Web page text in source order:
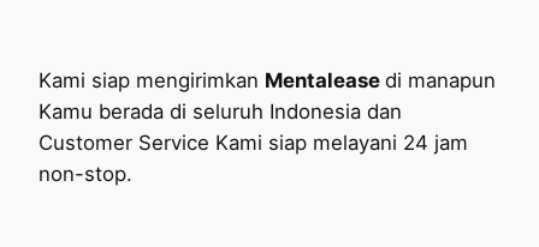
Kami siap mengirimkan Mentalease di manapun
Kamu berada di seluruh Indonesia dan
Customer Service Kami siap melayani 24 jam
non-stop.